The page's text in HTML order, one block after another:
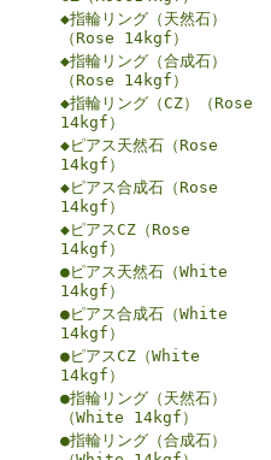
◆指輪リング（天然石）
（Rose 14kgf）
◆指輪リング（合成石）
（Rose 14kgf）
◆指輪リング（CZ）（Rose
14kgf）
◆ピアス天然石（Rose
14kgf）
◆ピアス合成石（Rose
14kgf）
◆ピアスCZ（Rose
14kgf）
●ピアス天然石（White
14kgf）
●ピアス合成石（White
14kgf）
●ピアスCZ（White
14kgf）
●指輪リング（天然石）
（White 14kgf）
●指輪リング（合成石）